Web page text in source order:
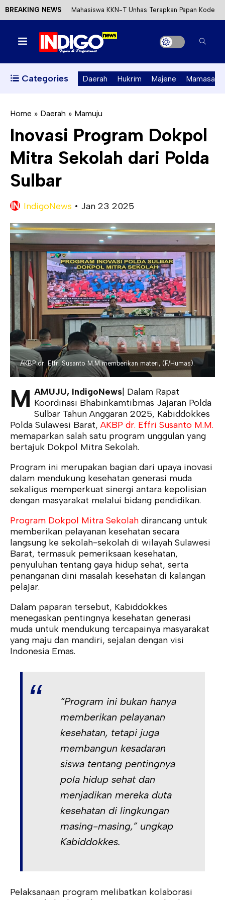
BREAKING NEWS Mahasiswa KKN-T Unhas Terapkan Papan Kode
Etik Wisata di Pantai Lawere Desa Lotang Salo
Satu DPO Pengeroyokan SPBU Tapalang
Ditangkap, Satu Lagi Kabur ke Kalimantan
Perizinan Air Tanah melalui Aplikasi SAPO
Kecewa Kapolresta Absen, APPK Mamuju
Soroti Kejanggalan Kasus Tambang Emas Ilegal
Categories Daerah Hukrim Majene Mamasa
Home » Daerah » Mamuju
Inovasi Program Dokpol
Mitra Sekolah dari Polda
Sulbar
IndigoNews • Jan 23 2025
AKBP dr. Effri Susanto M.M memberikan materi, (F/Humas).
M AMUJU, IndigoNews | Dalam Rapat
Koordinasi Bhabinkamtibmas Jajaran Polda
Sulbar Tahun Anggaran 2025, Kabiddokkes
Polda Sulawesi Barat, AKBP dr. Effri Susanto M.M.
memaparkan salah satu program unggulan yang
bertajuk Dokpol Mitra Sekolah.
Program ini merupakan bagian dari upaya inovasi
dalam mendukung kesehatan generasi muda
sekaligus memperkuat sinergi antara kepolisian
dengan masyarakat melalui bidang pendidikan.
Program Dokpol Mitra Sekolah dirancang untuk
memberikan pelayanan kesehatan secara
langsung ke sekolah-sekolah di wilayah Sulawesi
Barat, termasuk pemeriksaan kesehatan,
penyuluhan tentang gaya hidup sehat, serta
penanganan dini masalah kesehatan di kalangan
pelajar.
Dalam paparan tersebut, Kabiddokkes
menegaskan pentingnya kesehatan generasi
muda untuk mendukung tercapainya masyarakat
yang maju dan mandiri, sejalan dengan visi
Indonesia Emas.
“Program ini bukan hanya
memberikan pelayanan
kesehatan, tetapi juga
membangun kesadaran
siswa tentang pentingnya
pola hidup sehat dan
menjadikan mereka duta
kesehatan di lingkungan
masing-masing,” ungkap
Kabiddokkes.
Pelaksanaan program melibatkan kolaborasi